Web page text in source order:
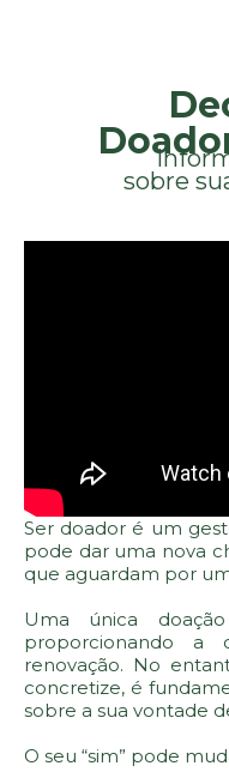
sobre
Ser doador é um
pode dar uma nova
que aguardam por
Uma única
proporcionando a
renovação. No
concretize, é
sobre a sua vontade
O seu “sim” pode